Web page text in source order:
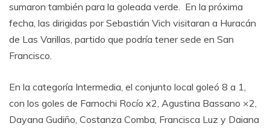
sumaron también para la goleada verde. En la próxima
fecha, las dirigidas por Sebastián Vich visitaran a Huracán
de Las Varillas, partido que podría tener sede en San
Francisco.
En la categoría Intermedia, el conjunto local goleó 8 a 1,
con los goles de Farnochi Rocío x2, Agustina Bassano ×2,
Dayana Gudiño, Costanza Comba, Francisca Luz y Daiana